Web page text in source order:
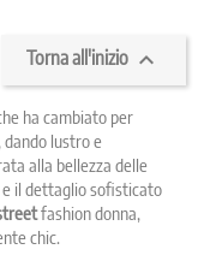
ha cambiato per
lustro e
alla bellezza delle
e il dettaglio sofisticato
fashion donna,
chic.
Torna all'inizio 